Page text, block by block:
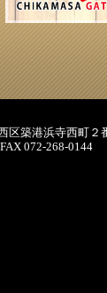
区築港浜寺西町２
072-268-0144